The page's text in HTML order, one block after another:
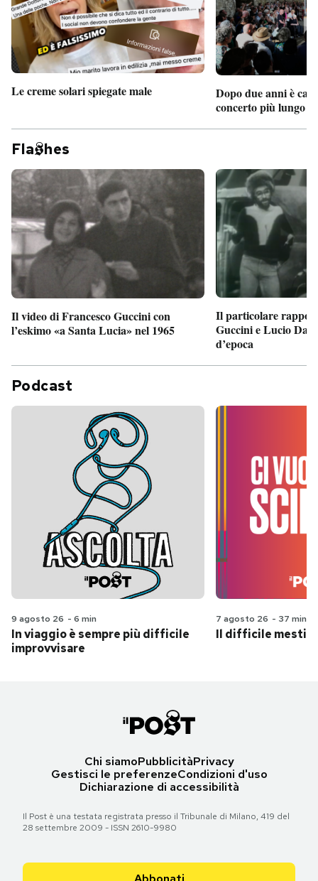
Le creme solari spiegate male
Dopo due anni è
concerto più lungo
Fla hes
Il video di Francesco Guccini con
l’eskimo «a Santa Lucia» nel 1965
Il particolare
Guccini e Lucio
d’epoca
Podcast
9 agosto 26 - 6 min
In viaggio è sempre più difficile
improvvisare
7 agosto 26 - 37 min
Il difficile
Chi siamoPubblicitàPrivacy
Gestisci le preferenzeCondizioni d'uso
Dichiarazione di accessibilità
Il Post è una testata registrata presso il Tribunale di Milano, 419 del
28 settembre 2009 - ISSN 2610-9980